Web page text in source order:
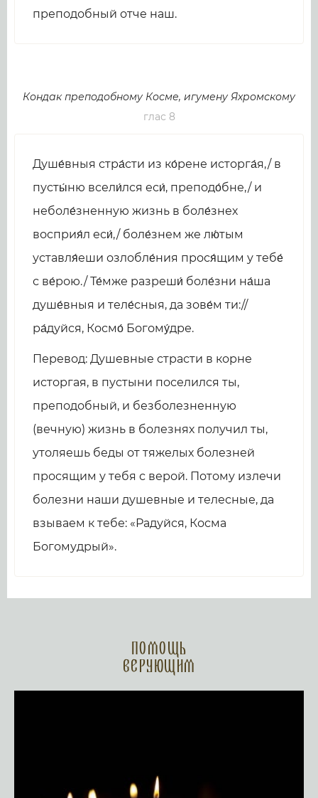
преподобный отче наш.
Кондак преподобному Косме, игумену Яхромскому
глас 8
Душе́вныя стра́сти из ко́рене исторга́я,/ в
пусты́ню всели́лся еси́, преподо́бне,/ и
неболе́зненную жизнь в боле́знех
восприя́л еси́,/ боле́знем же лю́тым
уставля́еши озлобле́ния прося́щим у тебе́
с ве́рою./ Те́мже разреши́ боле́зни на́ша
душе́вныя и теле́сныя, да зове́м ти://
ра́дуйся, Космо́ Богому́дре.
Перевод: Душевные страсти в корне
исторгая, в пустыни поселился ты,
преподобный, и безболезненную
(вечную) жизнь в болезнях получил ты,
утоляешь беды от тяжелых болезней
просящим у тебя с верой. Потому излечи
болезни наши душевные и телесные, да
взываем к тебе: «Радуйся, Косма
Богомудрый».
Помощь
верующим